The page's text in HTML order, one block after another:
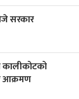
सरकार
कालीकोटको
आक्रमण